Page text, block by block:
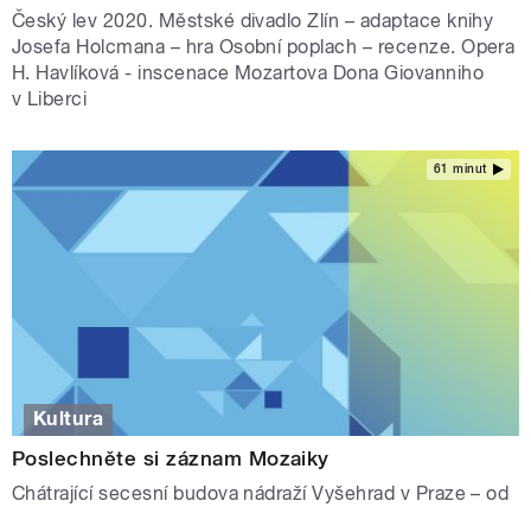
Český lev 2020. Městské divadlo Zlín – adaptace knihy
Josefa Holcmana – hra Osobní poplach – recenze. Opera
H. Havlíková - inscenace Mozartova Dona Giovanniho
v Liberci
61 minut
Kultura
Poslechněte si záznam Mozaiky
Chátrající secesní budova nádraží Vyšehrad v Praze – od